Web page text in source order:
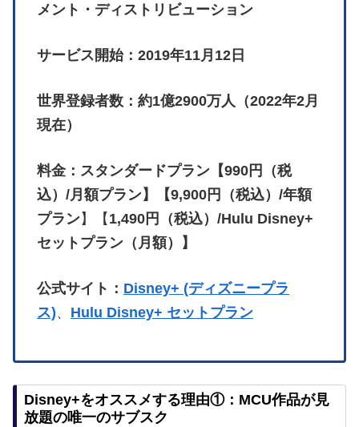
メント・ディストリビューション
サービス開始：2019年11月12日
世界登録者数：約1億2900万人（2022年2月
現在）
料金：スタンダードプラン【990円（税
込）/月額プラン】【9,900円（税込）/年額
プラン】【 1,490円（税込）/Hulu Disney+
セットプラン（月額）】
公式サイト： Disney+ (ディズニープラ
ス)、 Hulu Disney+ セットプラン
Disney+をオススメする理由①：MCU作品が見
放題の唯一のサブスク